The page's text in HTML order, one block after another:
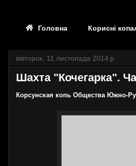
Головна Корисні
вівторок, 11 листопада 2014 р.
Шахта "Кочегарка".
Корсунская копь Общества Южно-